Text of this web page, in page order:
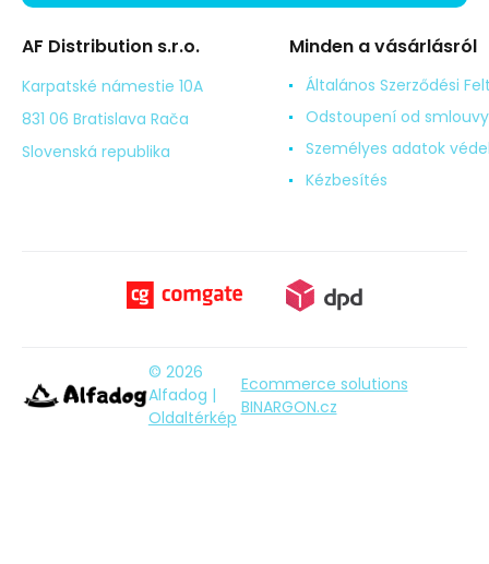
AF Distribution s.r.o.
Karpatské námestie 10A
831 06 Bratislava Rača
Slovenská republika
Minden a vásárlásról
Általános Szerződési
Odstoupení od smlouvy
Személyes adatok
Kézbesítés
© 2026
Alfadog |
Oldaltérkép
Ecommerce solutions
BINARGON.cz